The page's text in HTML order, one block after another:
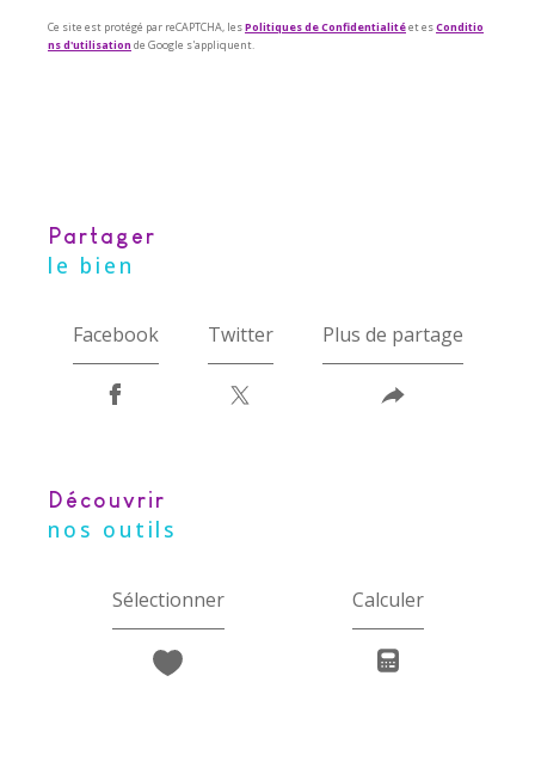
Ce site est protégé par reCAPTCHA, lesPolitiques de Confidentialitéet esConditio
ns d'utilisation de Google s'appliquent.
partager
le bien
Facebook Twitter Plus de partage
découvrir
nos outils
Sélectionner Calculer